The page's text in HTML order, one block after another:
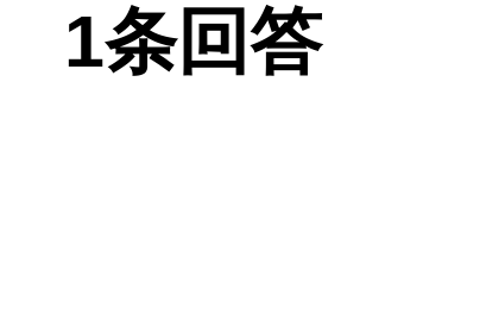
1条回答